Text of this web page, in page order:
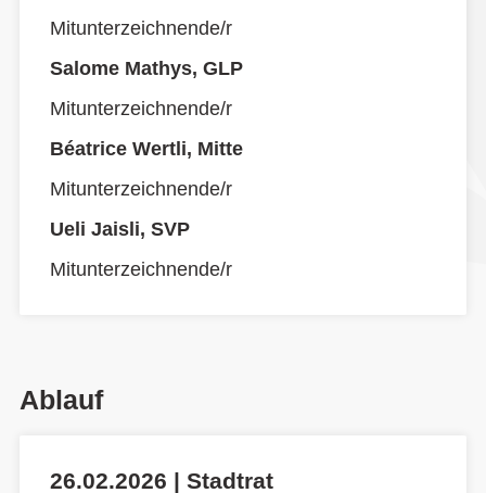
Mitunterzeichnende/r
Salome Mathys, GLP
Mitunterzeichnende/r
Béatrice Wertli, Mitte
Mitunterzeichnende/r
Ueli Jaisli, SVP
Mitunterzeichnende/r
Ablauf
26.02.2026 | Stadtrat